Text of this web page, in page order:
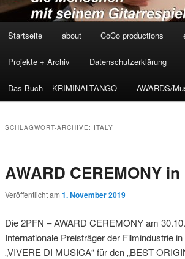
Startseite about CoCo productions
Projekte + Archiv Datenschutzerklärung
Das Buch – KRIMINALTANGO AWARDS/
SCHLAGWORT-ARCHIVE: ITALY
AWARD CEREMONY in
Veröffentlicht am 1. November 2019
Die 2PFN – AWARD CEREMONY am
Internationale Preisträger der Filmindustrie
„VIVERE DI MUSICA“ für den „BEST